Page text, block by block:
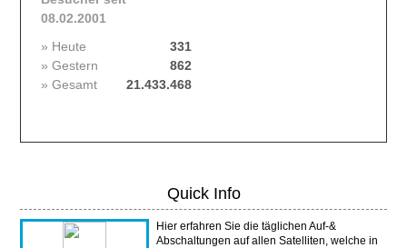
08.02.2001
» Heute
331
» Gestern
862
» Gesamt
21.433.468
Quick Info
Hier erfahren Sie die täglichen Auf-&
Abschaltungen auf allen Satelliten, welche in